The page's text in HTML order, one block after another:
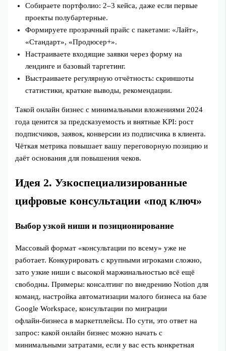
Собираете портфолио: 2–3 кейса, даже если первые
проекты полубартерные.
Формируете прозрачный прайс с пакетами: «Лайт»,
«Стандарт», «Продюсер+».
Настраиваете входящие заявки через форму на
лендинге и базовый таргетинг.
Выстраиваете регулярную отчётность: скриншоты
статистики, краткие выводы, рекомендации.
Такой онлайн бизнес с минимальными вложениями 2024
года ценится за предсказуемость и внятные KPI: рост
подписчиков, заявок, конверсии из подписчика в клиента.
Чёткая метрика повышает вашу переговорную позицию и
даёт основания для повышения чеков.
Идея 2. Узкоспециализированные
цифровые консультации «под ключ»
Выбор узкой ниши и позиционирование
Массовый формат «консультации по всему» уже не
работает. Конкурировать с крупными игроками сложно,
зато узкие ниши с высокой маржинальностью всё ещё
свободны. Примеры: консалтинг по внедрению Notion для
команд, настройка автоматизации малого бизнеса на базе
Google Workspace, консультации по миграции
офлайн‑бизнеса в маркетплейсы. По сути, это ответ на
запрос: какой онлайн бизнес можно начать с
минимальными затратами, если у вас есть конкретная